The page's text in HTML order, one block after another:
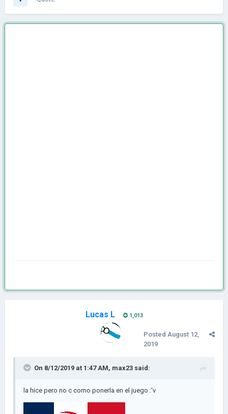
Lucas L 1,013
Posted August 12,
2019
On 8/12/2019 at 1:47 AM, max23 said:
la hice pero no c como ponerla en el juego :'v